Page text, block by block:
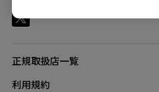
U2 (M), U2-DW, ZA11 (L),
(L), ZA12 (M), ZA12-B (M),
ZA13-B (S), ZA13-C (S),
正規取扱店一覧
利用規約